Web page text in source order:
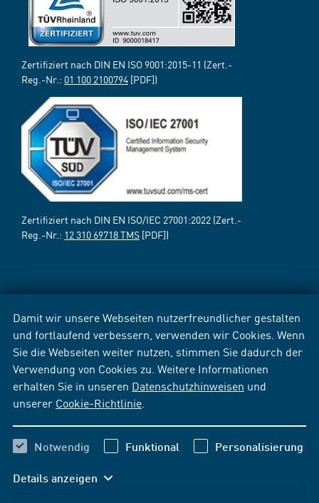
Damit wir unsere Webseiten nutzerfreundlicher gestalten
und fortlaufend verbessern, verwenden wir Cookies. Wenn
Sie die Webseiten weiter nutzen, stimmen Sie dadurch der
Verwendung von Cookies zu. Weitere Informationen
erhalten Sie in unseren Datenschutzhinweisen und
unserer Cookie-Richtlinie
Notwendig Funktional Personalisierung
Details anzeigen
Zertifiziert nach DIN EN ISO 9001:2015-11 (Zert.-
Reg.-Nr.: 01 100 2100794 [PDF])
Zertifiziert nach DIN EN ISO/IEC 27001:2022 (Zert.-
Reg.-Nr.: 12 310 69718 TMS [PDF])